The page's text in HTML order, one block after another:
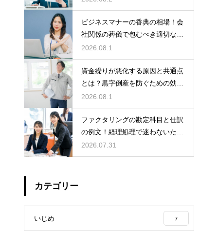
ビジネスマナーの香典の相場！会
社関係の葬儀で包むべき適切な金
額の目安
2026.08.1
資金繰りが悪化する原因と共通点
とは？黒字倒産を防ぐための効果
的な対策
2026.08.1
ファクタリングの勘定科目と仕訳
の例文！経理処理で迷わないため
の知識
2026.07.31
カテゴリー
いじめ 7